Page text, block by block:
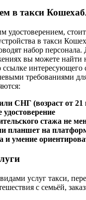
в такси
удостоверением,
в такси
набор персонала.
вы можете найти
интересующего
требованиями
СНГ (возраст от 21
удостоверение
стажа не
планшет на
и умение
услуг такси,
с семьёй,